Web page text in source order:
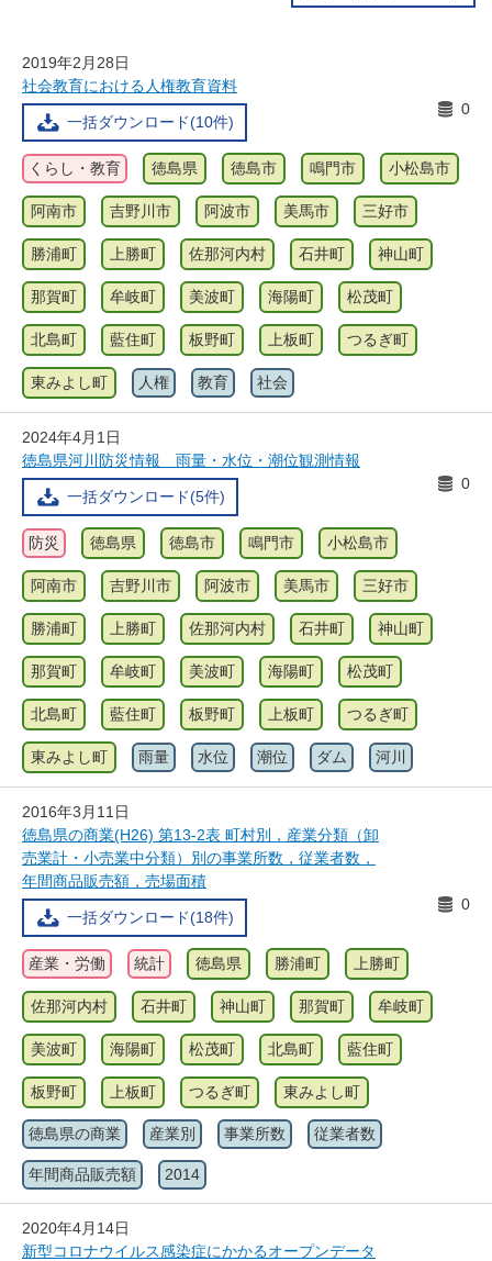
2019年2月28日
社会教育における人権教育資料
一括ダウンロード(10件)
0
くらし・教育 徳島県 徳島市 鳴門市 小松島市
阿南市 吉野川市 阿波市 美馬市 三好市
勝浦町 上勝町 佐那河内村 石井町 神山町
那賀町 牟岐町 美波町 海陽町 松茂町
北島町 藍住町 板野町 上板町 つるぎ町
東みよし町 人権 教育 社会
2024年4月1日
徳島県河川防災情報 雨量・水位・潮位観測情報
一括ダウンロード(5件)
0
防災 徳島県 徳島市 鳴門市 小松島市
阿南市 吉野川市 阿波市 美馬市 三好市
勝浦町 上勝町 佐那河内村 石井町 神山町
那賀町 牟岐町 美波町 海陽町 松茂町
北島町 藍住町 板野町 上板町 つるぎ町
東みよし町 雨量 水位 潮位 ダム 河川
2016年3月11日
徳島県の商業(H26) 第13-2表 町村別，産業分類（卸
売業計・小売業中分類）別の事業所数，従業者数，
年間商品販売額，売場面積
一括ダウンロード(18件)
0
産業・労働 統計 徳島県 勝浦町 上勝町
佐那河内村 石井町 神山町 那賀町 牟岐町
美波町 海陽町 松茂町 北島町 藍住町
板野町 上板町 つるぎ町 東みよし町
徳島県の商業 産業別 事業所数 従業者数
年間商品販売額 2014
2020年4月14日
新型コロナウイルス感染症にかかるオープンデータ